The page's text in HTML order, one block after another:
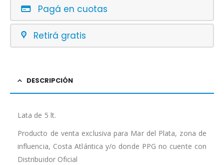
Pagá en cuotas
Retirá gratis
DESCRIPCIÓN
Lata de 5 lt.
Producto de venta exclusiva para Mar del Plata, zona de
influencia, Costa Atlántica y/o donde PPG no cuente con
Distribuidor Oficial